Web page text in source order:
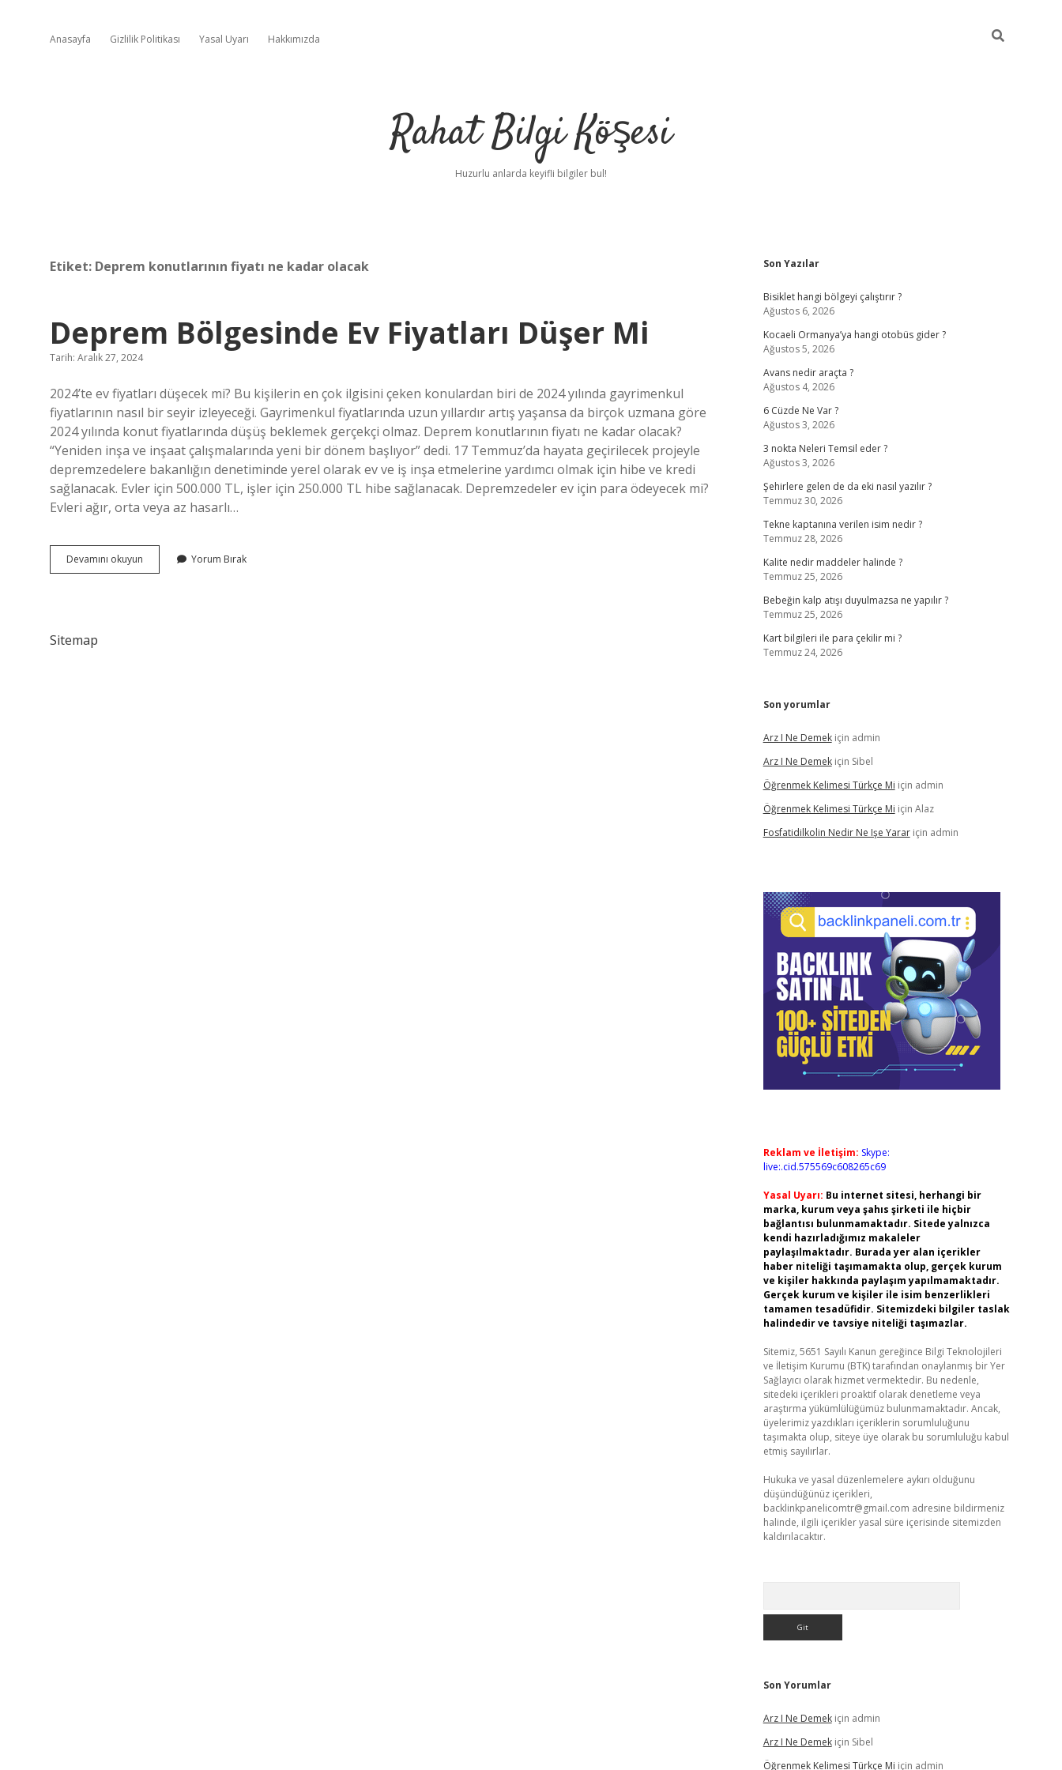
Anasayfa Gizlilik Politikası Yasal Uyarı Hakkımızda
Rahat Bilgi Köşesi
Huzurlu anlarda keyifli bilgiler bul!
Etiket: Deprem konutlarının fiyatı ne kadar olacak
Deprem Bölgesinde Ev Fiyatları Düşer Mi
Tarih: Aralık 27, 2024
2024’te ev fiyatları düşecek mi? Bu kişilerin en çok ilgisini çeken konulardan biri de 2024 yılında gayrimenkul
fiyatlarının nasıl bir seyir izleyeceği. Gayrimenkul fiyatlarında uzun yıllardır artış yaşansa da birçok uzmana göre
2024 yılında konut fiyatlarında düşüş beklemek gerçekçi olmaz. Deprem konutlarının fiyatı ne kadar olacak?
“Yeniden inşa ve inşaat çalışmalarında yeni bir dönem başlıyor” dedi. 17 Temmuz’da hayata geçirilecek projeyle
depremzedelere bakanlığın denetiminde yerel olarak ev ve iş inşa etmelerine yardımcı olmak için hibe ve kredi
sağlanacak. Evler için 500.000 TL, işler için 250.000 TL hibe sağlanacak. Depremzedeler ev için para ödeyecek mi?
Evleri ağır, orta veya az hasarlı…
Devamını okuyun Deprem
Bölgesinde
Yorum Bırak
Sitemap
Sidebar
Son Yazılar
Bisiklet hangi bölgeyi çalıştırır ?
Ağustos 6, 2026
Kocaeli Ormanya’ya hangi otobüs gider ?
Ağustos 5, 2026
Avans nedir araçta ?
Ağustos 4, 2026
6 Cüzde Ne Var ?
Ağustos 3, 2026
3 nokta Neleri Temsil eder ?
Ağustos 3, 2026
Şehirlere gelen de da eki nasıl yazılır ?
Temmuz 30, 2026
Tekne kaptanına verilen isim nedir ?
Temmuz 28, 2026
Kalite nedir maddeler halinde ?
Temmuz 25, 2026
Bebeğin kalp atışı duyulmazsa ne yapılır ?
Temmuz 25, 2026
Kart bilgileri ile para çekilir mi ?
Temmuz 24, 2026
Son yorumlar
Arz I Ne Demekiçin admin
Arz I Ne Demekiçin Sibel
Öğrenmek Kelimesi Türkçe Mi için admin
Öğrenmek Kelimesi Türkçe Mi için Alaz
Fosfatidilkolin Nedir Ne Işe Yarariçin admin
Reklam ve İletişim: Skype:
live:.cid.575569c608265c69
Yasal Uyarı: Bu internet sitesi, herhangi bir
marka, kurum veya şahıs şirketi ile hiçbir
bağlantısı bulunmamaktadır. Sitede yalnızca
kendi hazırladığımız makaleler
paylaşılmaktadır. Burada yer alan içerikler
haber niteliği taşımamakta olup, gerçek kurum
ve kişiler hakkında paylaşım yapılmamaktadır.
Gerçek kurum ve kişiler ile isim benzerlikleri
tamamen tesadüfidir. Sitemizdeki bilgiler taslak
halindedir ve tavsiye niteliği taşımazlar.
Sitemiz, 5651 Sayılı Kanun gereğince Bilgi Teknolojileri
ve İletişim Kurumu (BTK) tarafından onaylanmış bir Yer
Sağlayıcı olarak hizmet vermektedir. Bu nedenle,
sitedeki içerikleri proaktif olarak denetleme veya
araştırma yükümlülüğümüz bulunmamaktadır. Ancak,
üyelerimiz yazdıkları içeriklerin sorumluluğunu
taşımakta olup, siteye üye olarak bu sorumluluğu kabul
etmiş sayılırlar.
Hukuka ve yasal düzenlemelere aykırı olduğunu
düşündüğünüz içerikleri,
backlinkpanelicomtr@gmail.com adresine bildirmeniz
halinde, ilgili içerikler yasal süre içerisinde sitemizden
kaldırılacaktır.
Son Yorumlar
Arz I Ne Demekiçin admin
Arz I Ne Demekiçin Sibel
Öğrenmek Kelimesi Türkçe Mi için admin